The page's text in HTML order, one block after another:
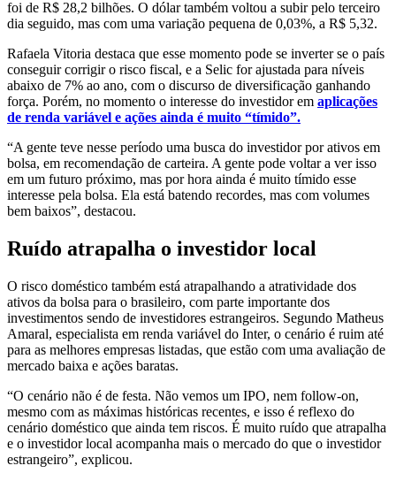
foi de R$ 28,2 bilhões. O dólar também voltou a subir pelo terceiro
dia seguido, mas com uma variação pequena de 0,03%, a R$ 5,32.
Rafaela Vitoria destaca que esse momento pode se inverter se o país
conseguir corrigir o risco fiscal, e a Selic for ajustada para níveis
abaixo de 7% ao ano, com o discurso de diversificação ganhando
força. Porém, no momento o interesse do investidor em aplicações
de renda variável e ações ainda é muito “tímido”.
“A gente teve nesse período uma busca do investidor por ativos em
bolsa, em recomendação de carteira. A gente pode voltar a ver isso
em um futuro próximo, mas por hora ainda é muito tímido esse
interesse pela bolsa. Ela está batendo recordes, mas com volumes
bem baixos”, destacou.
Ruído atrapalha o investidor local
O risco doméstico também está atrapalhando a atratividade dos
ativos da bolsa para o brasileiro, com parte importante dos
investimentos sendo de investidores estrangeiros. Segundo Matheus
Amaral, especialista em renda variável do Inter, o cenário é ruim até
para as melhores empresas listadas, que estão com uma avaliação de
mercado baixa e ações baratas.
“O cenário não é de festa. Não vemos um IPO, nem follow-on,
mesmo com as máximas históricas recentes, e isso é reflexo do
cenário doméstico que ainda tem riscos. É muito ruído que atrapalha
e o investidor local acompanha mais o mercado do que o investidor
estrangeiro”, explicou.